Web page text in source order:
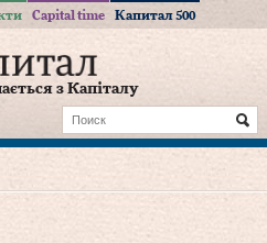
Capital time Капитал 500
з Капіталу